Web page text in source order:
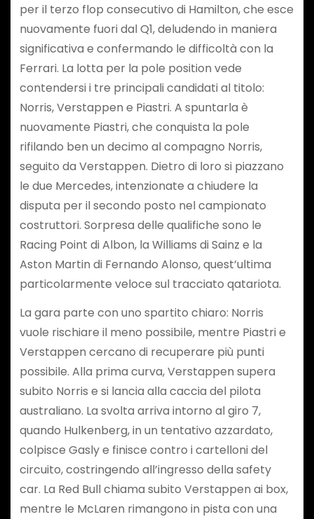
per il terzo flop consecutivo di Hamilton, che esce
nuovamente fuori dal Q1, deludendo in maniera
significativa e confermando le difficoltà con la
Ferrari. La lotta per la pole position vede
contendersi i tre principali candidati al titolo:
Norris, Verstappen e Piastri. A spuntarla è
nuovamente Piastri, che conquista la pole
rifilando ben un decimo al compagno Norris,
seguito da Verstappen. Dietro di loro si piazzano
le due Mercedes, intenzionate a chiudere la
disputa per il secondo posto nel campionato
costruttori. Sorpresa delle qualifiche sono le
Racing Point di Albon, la Williams di Sainz e la
Aston Martin di Fernando Alonso, quest’ultima
particolarmente veloce sul tracciato qatariota.
La gara parte con uno spartito chiaro: Norris
vuole rischiare il meno possibile, mentre Piastri e
Verstappen cercano di recuperare più punti
possibile. Alla prima curva, Verstappen supera
subito Norris e si lancia alla caccia del pilota
australiano. La svolta arriva intorno al giro 7,
quando Hulkenberg, in un tentativo azzardato,
colpisce Gasly e finisce contro i cartelloni del
circuito, costringendo all’ingresso della safety
car. La Red Bull chiama subito Verstappen ai box,
mentre le McLaren rimangono in pista con una